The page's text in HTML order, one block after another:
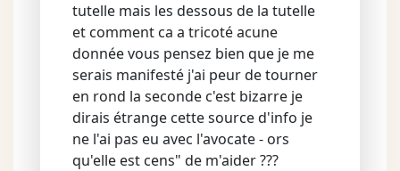
tutelle mais les dessous de la tutelle
et comment ca a tricoté acune
donnée vous pensez bien que je me
serais manifesté j'ai peur de tourner
en rond la seconde c'est bizarre je
dirais étrange cette source d'info je
ne l'ai pas eu avec l'avocate - ors
qu'elle est cens" de m'aider ???